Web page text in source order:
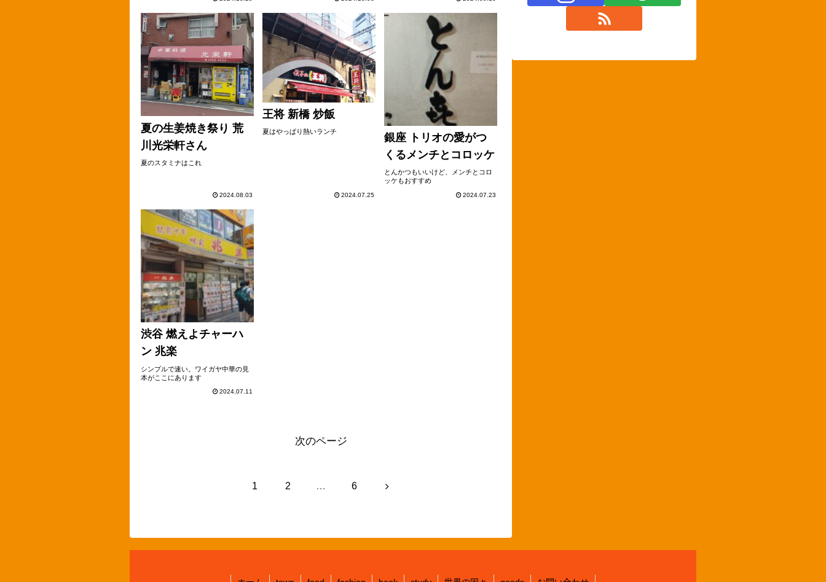
ネギ、叉焼、海苔、青菜、支那竹が
登場。程なく麺が。ス...
夏の生姜焼き祭り 荒
川光栄軒さん
夏のスタミナはこれ
2024.08.03
王将 新橋 炒飯
夏はやっぱり熱いランチ
2024.07.25
銀座 トリオの愛がつ
くるメンチとコロッケ
とんかつもいいけど、メンチとコロ
ッケもおすすめ
2024.07.23
渋谷 燃えよチャーハ
ン 兆楽
シンプルで速い。ワイガヤ中華の見
本がここにあります
2024.07.11
次のページ
1 2 … 6 次